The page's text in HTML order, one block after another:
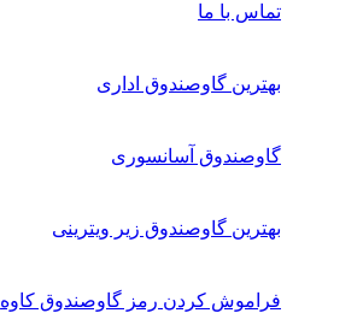
تماس با ما
بهترین گاوصندوق اداری
گاوصندوق آسانسوری
بهترین گاوصندوق زیر ویترینی
فراموش کردن رمز گاوصندوق کاوه